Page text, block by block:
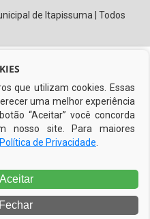
de Itapissuma | Todos
que utilizam cookies. Essas
uma melhor experiência
“Aceitar” você concorda
nosso site. Para maiores
Política de Privacidade
Aceitar
Fechar